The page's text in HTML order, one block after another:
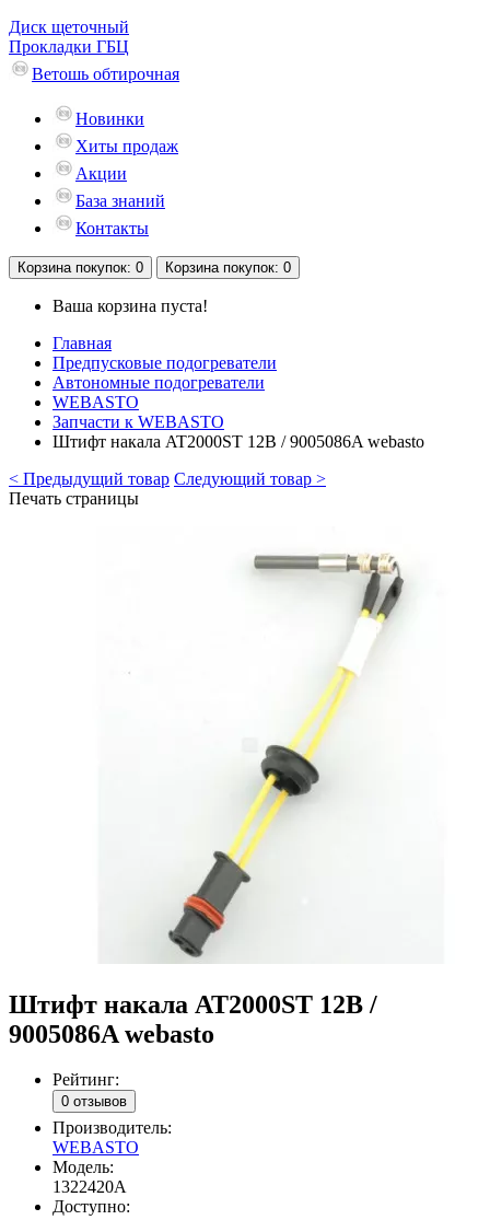
Диск щеточный
Прокладки ГБЦ
Ветошь обтирочная
Новинки
Хиты продаж
Акции
База знаний
Контакты
Корзина покупок: 0 Корзина покупок: 0
Ваша корзина пуста!
Главная
Предпусковые подогреватели
Автономные подогреватели
WEBASTO
Запчасти к WEBASTO
Штифт накала AT2000ST 12В / 9005086A webasto
< Предыдущий товар Следующий товар >
Печать страницы
Штифт накала AT2000ST 12В /
9005086A webasto
Рейтинг:
0 отзывов
Производитель:
WEBASTO
Модель:
1322420A
Доступно: